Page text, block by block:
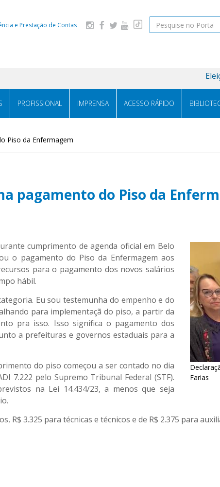
e Prestação de Contas Pesquisar
PROFISSIONAL IMPRENSA ACESSO RÁPIDO
Piso da Enfermagem
pagamento do Piso da
Farias
cumprimento de agenda oficial em Belo
o pagamento do Piso da Enfermagem aos
para o pagamento dos novos salários
hábil.
Eu sou testemunha do empenho e do
para implementaçã do piso, a partir da
pra isso. Isso significa o pagamento dos
a prefeituras e governos estaduais para a
do piso começou a ser contado no dia
7.222 pelo Supremo Tribunal Federal (STF).
na Lei 14.434/23, a menos que seja
R$ 3.325 para técnicas e técnicos e de R$ 2.375 para